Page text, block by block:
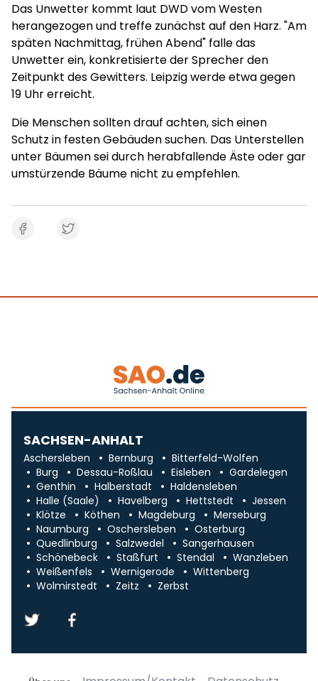
Das Unwetter kommt laut DWD vom Westen
herangezogen und treffe zunächst auf den Harz. "Am
späten Nachmittag, frühen Abend" falle das
Unwetter ein, konkretisierte der Sprecher den
Zeitpunkt des Gewitters. Leipzig werde etwa gegen
19 Uhr erreicht.
Die Menschen sollten drauf achten, sich einen
Schutz in festen Gebäuden suchen. Das Unterstellen
unter Bäumen sei durch herabfallende Äste oder gar
umstürzende Bäume nicht zu empfehlen.
SACHSEN-ANHALT
Aschersleben Bernburg
Bitterfeld-Wolfen
Burg
Dessau-Roßlau Eisleben
Gardelegen
Genthin
Halberstadt
Haldensleben
Halle (Saale)
Havelberg Hettstedt
Jessen
Klötze
Köthen Magdeburg
Merseburg
Naumburg
Oschersleben
Osterburg
Quedlinburg
Salzwedel
Sangerhausen
Schönebeck
Staßfurt Stendal
Wanzleben
Weißenfels
Wernigerode
Wittenberg
Wolmirstedt
Zeitz Zerbst